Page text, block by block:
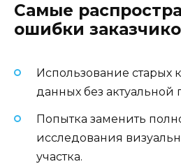
Самые
ошибки
Использование старых
данных без актуальной
Попытка заменить
исследования
участка.